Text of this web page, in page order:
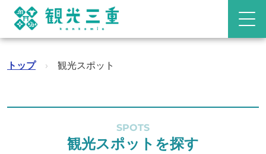
トップ › 観光スポット
SPOTS
観光スポットを探す